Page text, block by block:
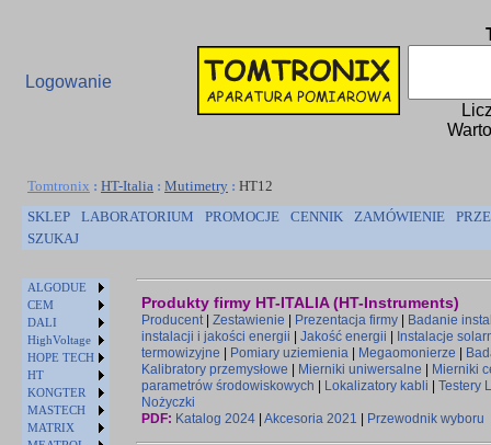
Logowanie
Tomtronix : HT-Italia : Mutimetry : HT12
SKLEP
LABORATORIUM PROMOCJE CENNIK ZAMÓWIENIE
SZUKAJ
ALGODUE
CEM
DALI
HighVoltage
HOPE TECH
HT
KONGTER
MASTECH
MATRIX
Produkty firmy HT-ITALIA (HT-Instruments)
Producent| Zestawienie Prezentacja firmy
Badanie
instalacji i jakości energii
Jakość energii
Instalacje
termowizyjne
Pomiary uziemienia Megaomonierze
Kalibratory przemysłowe
Mierniki uniwersalne
Mierniki
parametrów środowiskowych
Lokalizatory kabli
Testery
Nożyczki
PDF: Katalog 2024 Akcesoria 2021 Przewodnik wyboru